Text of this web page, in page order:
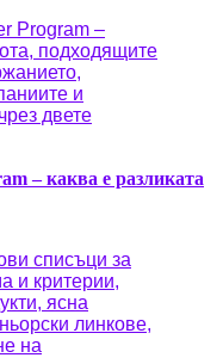
– каква е разликата